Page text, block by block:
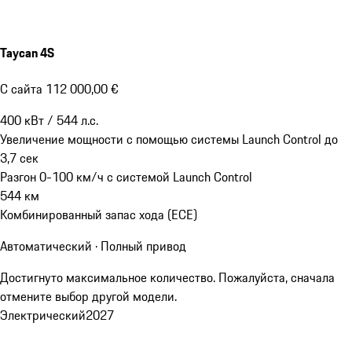
Taycan 4S
С сайта 112 000,00 €
400 кВт/ 544л.с.
Увеличение мощности с помощью системы Launch Control до
3,7сек
Разгон 0-100 км/ч с системой Launch Control
544 км
Комбинированный запас хода (ECE)
Автоматический · Полный привод
Достигнуто максимальное количество. Пожалуйста, сначала
отмените выбор другой модели.
Электрический2027